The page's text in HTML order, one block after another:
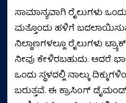
ಸಾಮಾನ್ಯವಾಗಿ ರೈಲುಗಳು
ಮತ್ತೊಂದು ಹಳಿಗೆ
ನಿಲ್ದಾಣಗಳಲ್ಲೂ ರೈಲುಗಳು
ನೀವು ಕೇಳಿರಬಹುದು. ಆದರೆ
ಒಂದು ಸ್ಥಳದಲ್ಲಿ ನಾಲ್ಕು
ಬರುತ್ತವೆ. ಈ ಕ್ರಾಸಿಂಗ್